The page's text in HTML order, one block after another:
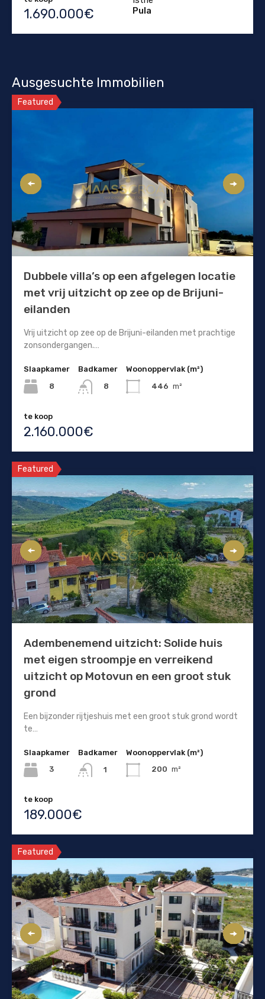
1.690.000€
Pula
Ausgesuchte Immobilien
Featured
Dubbele villa’s op een afgelegen locatie
met vrij uitzicht op zee op de Brijuni-
eilanden
Vrij uitzicht op zee op de Brijuni-eilanden met prachtige
zonsondergangen.…
Slaapkamer
8
Badkamer
8
Woonoppervlak (m²)
446 m²
te koop
2.160.000€
Featured
Adembenemend uitzicht: Solide huis
met eigen stroompje en verreikend
uitzicht op Motovun en een groot stuk
grond
Een bijzonder rijtjeshuis met een groot stuk grond wordt
te…
Slaapkamer
3
Badkamer
1
Woonoppervlak (m²)
200 m²
te koop
189.000€
Featured